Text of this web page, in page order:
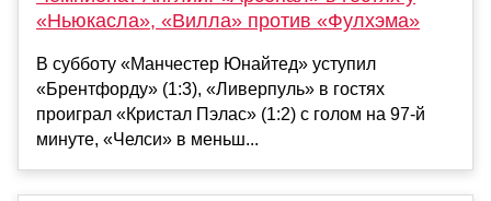
«Ньюкасла», «Вилла» против «Фулхэма»
В субботу «Манчестер Юнайтед» уступил
«Брентфорду» (1:3), «Ливерпуль» в гостях
проиграл «Кристал Пэлас» (1:2) с голом на 97-й
минуте, «Челси» в меньш...